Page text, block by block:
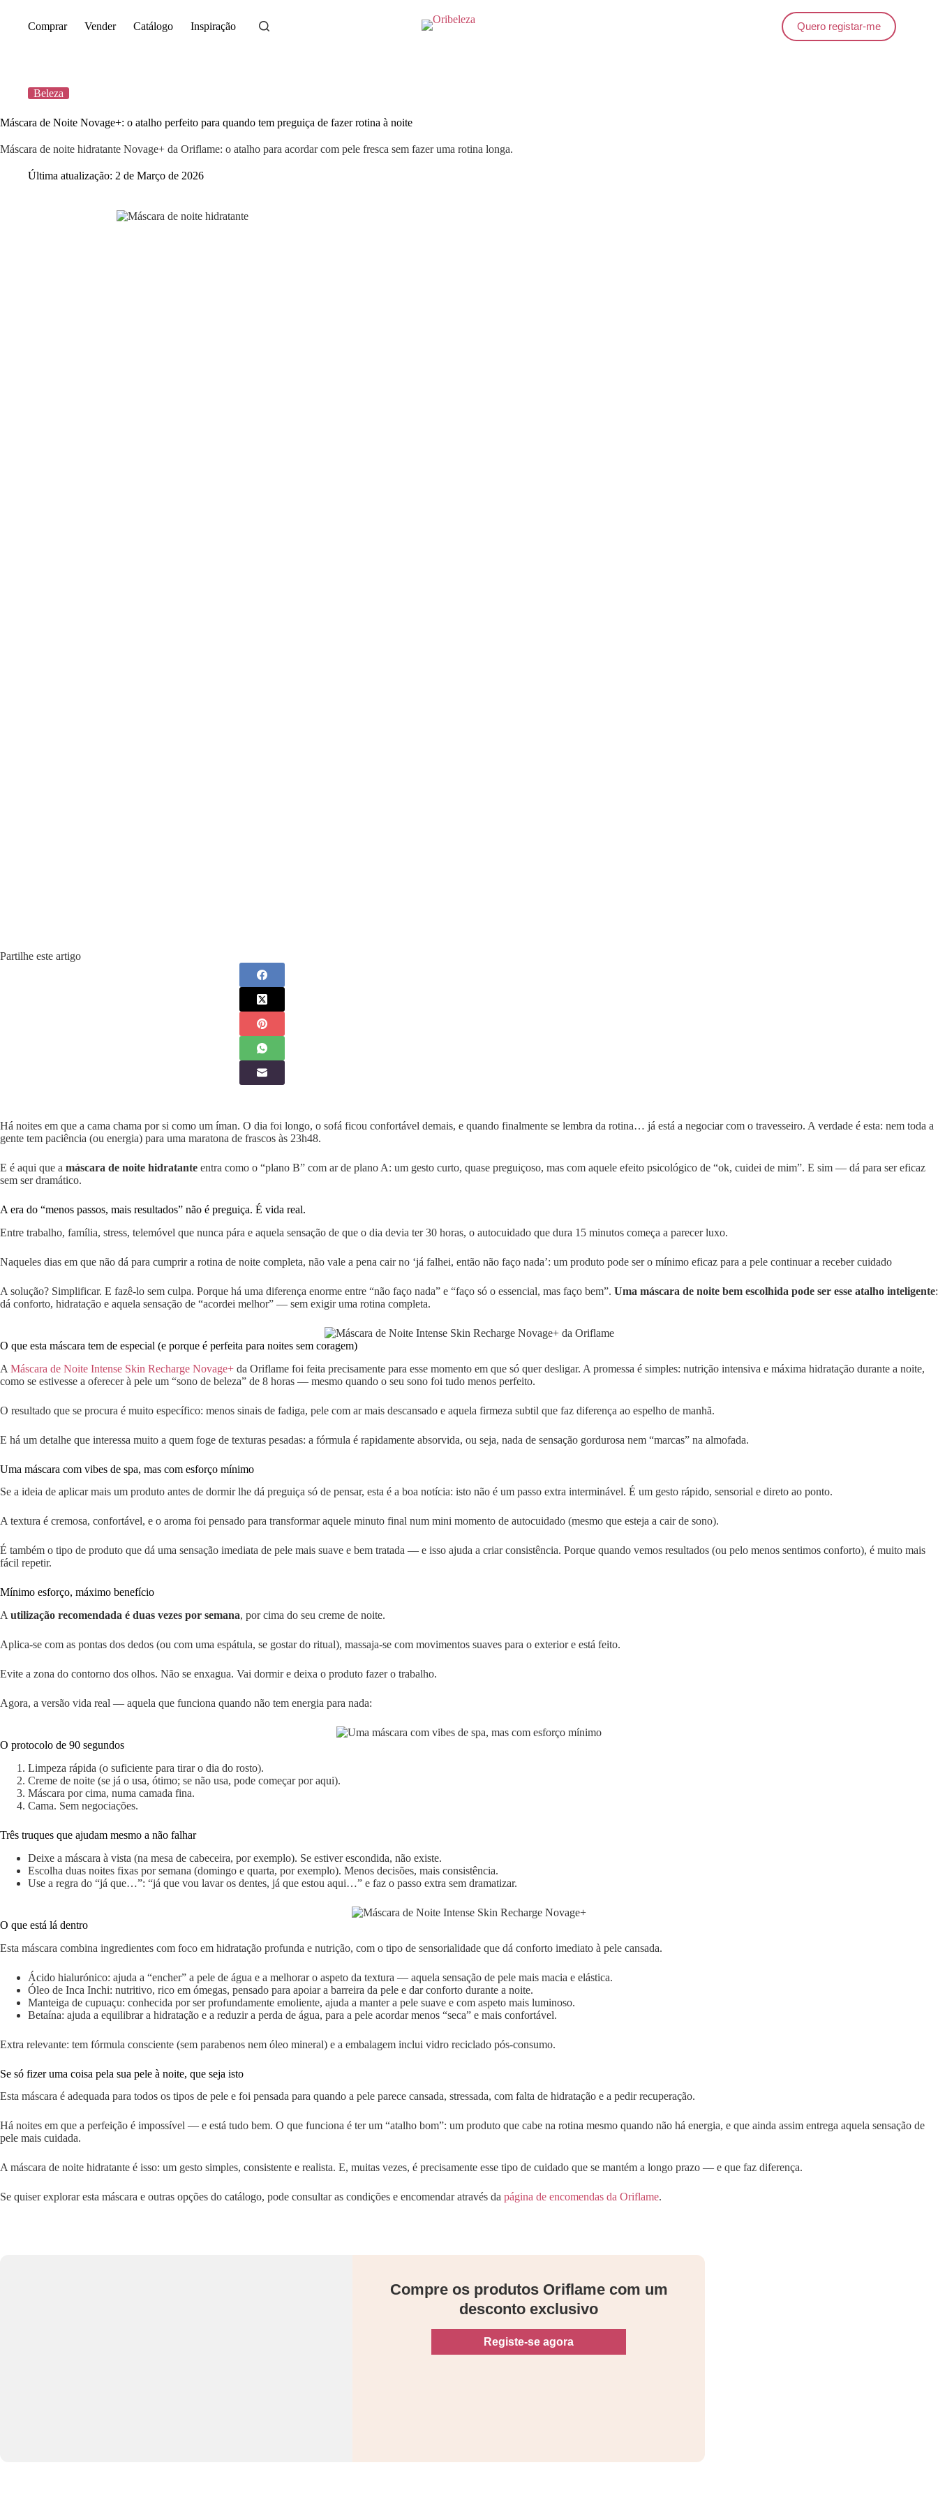
Comprar Vender Catálogo Inspiração Quero registar-me
Beleza
Máscara de Noite Novage+: o atalho perfeito para quando tem preguiça de fazer rotina à noite
Máscara de noite hidratante Novage+ da Oriflame: o atalho para acordar com pele fresca sem fazer uma rotina longa.
Última atualização: 2 de Março de 2026
Partilhe este artigo
Há noites em que a cama chama por si como um íman. O dia foi longo, o sofá ficou confortável demais, e quando finalmente se lembra da rotina… já está a negociar com o travesseiro. A verdade é esta: nem toda a
gente tem paciência (ou energia) para uma maratona de frascos às 23h48.
E é aqui que a máscara de noite hidratante entra como o “plano B” com ar de plano A: um gesto curto, quase preguiçoso, mas com aquele efeito psicológico de “ok, cuidei de mim”. E sim — dá para ser eficaz
sem ser dramático.
A era do “menos passos, mais resultados” não é preguiça. É vida real.
Entre trabalho, família, stress, telemóvel que nunca pára e aquela sensação de que o dia devia ter 30 horas, o autocuidado que dura 15 minutos começa a parecer luxo.
Naqueles dias em que não dá para cumprir a rotina de noite completa, não vale a pena cair no ‘já falhei, então não faço nada’: um produto pode ser o mínimo eficaz para a pele continuar a receber cuidado
A solução? Simplificar. E fazê-lo sem culpa. Porque há uma diferença enorme entre “não faço nada” e “faço só o essencial, mas faço bem”. Uma máscara de noite bem escolhida pode ser esse atalho inteligente:
dá conforto, hidratação e aquela sensação de “acordei melhor” — sem exigir uma rotina completa.
O que esta máscara tem de especial (e porque é perfeita para noites sem coragem)
A Máscara de Noite Intense Skin Recharge Novage+ da Oriflame foi feita precisamente para esse momento em que só quer desligar. A promessa é simples: nutrição intensiva e máxima hidratação durante a noite,
como se estivesse a oferecer à pele um “sono de beleza” de 8 horas — mesmo quando o seu sono foi tudo menos perfeito.
O resultado que se procura é muito específico: menos sinais de fadiga, pele com ar mais descansado e aquela firmeza subtil que faz diferença ao espelho de manhã.
E há um detalhe que interessa muito a quem foge de texturas pesadas: a fórmula é rapidamente absorvida, ou seja, nada de sensação gordurosa nem “marcas” na almofada.
Uma máscara com vibes de spa, mas com esforço mínimo
Se a ideia de aplicar mais um produto antes de dormir lhe dá preguiça só de pensar, esta é a boa notícia: isto não é um passo extra interminável. É um gesto rápido, sensorial e direto ao ponto.
A textura é cremosa, confortável, e o aroma foi pensado para transformar aquele minuto final num mini momento de autocuidado (mesmo que esteja a cair de sono).
É também o tipo de produto que dá uma sensação imediata de pele mais suave e bem tratada — e isso ajuda a criar consistência. Porque quando vemos resultados (ou pelo menos sentimos conforto), é muito mais
fácil repetir.
Mínimo esforço, máximo benefício
A utilização recomendada é duas vezes por semana, por cima do seu creme de noite.
Aplica-se com as pontas dos dedos (ou com uma espátula, se gostar do ritual), massaja-se com movimentos suaves para o exterior e está feito.
Evite a zona do contorno dos olhos. Não se enxagua. Vai dormir e deixa o produto fazer o trabalho.
Agora, a versão vida real — aquela que funciona quando não tem energia para nada:
O protocolo de 90 segundos
Limpeza rápida (o suficiente para tirar o dia do rosto).
Creme de noite (se já o usa, ótimo; se não usa, pode começar por aqui).
Máscara por cima, numa camada fina.
Cama. Sem negociações.
Três truques que ajudam mesmo a não falhar
Deixe a máscara à vista (na mesa de cabeceira, por exemplo). Se estiver escondida, não existe.
Escolha duas noites fixas por semana (domingo e quarta, por exemplo). Menos decisões, mais consistência.
Use a regra do “já que…”: “já que vou lavar os dentes, já que estou aqui…” e faz o passo extra sem dramatizar.
O que está lá dentro
Esta máscara combina ingredientes com foco em hidratação profunda e nutrição, com o tipo de sensorialidade que dá conforto imediato à pele cansada.
Ácido hialurónico: ajuda a “encher” a pele de água e a melhorar o aspeto da textura — aquela sensação de pele mais macia e elástica.
Óleo de Inca Inchi: nutritivo, rico em ómegas, pensado para apoiar a barreira da pele e dar conforto durante a noite.
Manteiga de cupuaçu: conhecida por ser profundamente emoliente, ajuda a manter a pele suave e com aspeto mais luminoso.
Betaína: ajuda a equilibrar a hidratação e a reduzir a perda de água, para a pele acordar menos “seca” e mais confortável.
Extra relevante: tem fórmula consciente (sem parabenos nem óleo mineral) e a embalagem inclui vidro reciclado pós-consumo.
Se só fizer uma coisa pela sua pele à noite, que seja isto
Esta máscara é adequada para todos os tipos de pele e foi pensada para quando a pele parece cansada, stressada, com falta de hidratação e a pedir recuperação.
Há noites em que a perfeição é impossível — e está tudo bem. O que funciona é ter um “atalho bom”: um produto que cabe na rotina mesmo quando não há energia, e que ainda assim entrega aquela sensação de
pele mais cuidada.
A máscara de noite hidratante é isso: um gesto simples, consistente e realista. E, muitas vezes, é precisamente esse tipo de cuidado que se mantém a longo prazo — e que faz diferença.
Se quiser explorar esta máscara e outras opções do catálogo, pode consultar as condições e encomendar através da página de encomendas da Oriflame.
Compre os produtos Oriflame com um
desconto exclusivo
Registe-se agora